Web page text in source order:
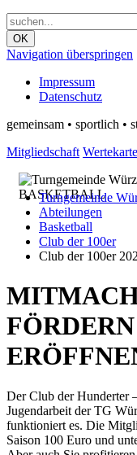
OK
Navigation überspringen
Impressum
Datenschutz
gemeinsam • sportlich •
Mitgliedschaft Wertekarte
Turngemeinde
Abteilungen
Basketball
Club der 100er
Club der 100er
Der Club der Hunderter
Jugendarbeit der TG
funktioniert es. Die
Saison 100 Euro und